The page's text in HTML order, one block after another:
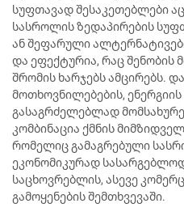
სუფთავად შესაკეთებლები
სასროლის ზედაპირების
ან შეფარული
და ეფექტურია, რაც შენობის
შრომის ხარჯებს ამცირებს.
მოთხოვნილებების,
გასაგრძელებლად
კომბინაცია ქმნის
რომელიც გამაგრებული
ეკონომიკურად
საცხოვრებლის, ასევე
გამოყენების შემთხვევაში.